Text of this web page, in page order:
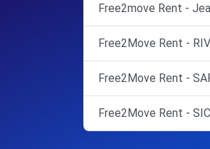
Free2move Rent -
Free2Move Rent -
Free2Move Rent -
Free2Move Rent -